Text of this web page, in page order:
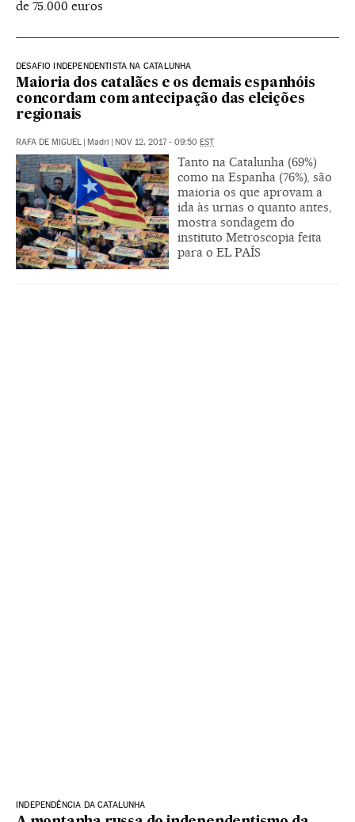
de 75.000 euros
DESAFIO INDEPENDENTISTA NA CATALUNHA
Maioria dos catalães e os demais espanhóis
concordam com antecipação das eleições
regionais
RAFA DE MIGUEL Madri NOV 12, 2017 - 09:50 EST
Tanto na Catalunha (69%)
como na Espanha (76%), são
maioria os que aprovam a
ida às urnas o quanto antes,
mostra sondagem do
instituto Metroscopia feita
para o EL PAÍS
INDEPENDÊNCIA DA CATALUNHA